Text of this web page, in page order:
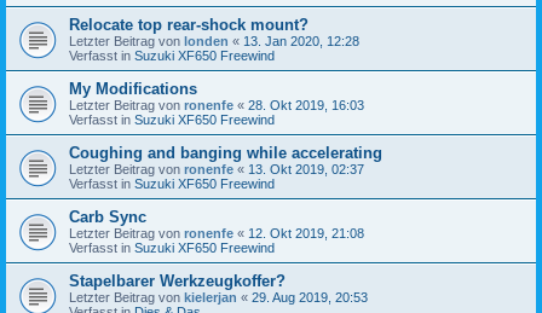
Relocate top rear-shock mount?
Letzter Beitrag von londen « 13. Jan 2020, 12:28
Verfasst in Suzuki XF650 Freewind
My Modifications
Letzter Beitrag von ronenfe « 28. Okt 2019, 16:03
Verfasst in Suzuki XF650 Freewind
Coughing and banging while accelerating
Letzter Beitrag von ronenfe « 13. Okt 2019, 02:37
Verfasst in Suzuki XF650 Freewind
Carb Sync
Letzter Beitrag von ronenfe « 12. Okt 2019, 21:08
Verfasst in Suzuki XF650 Freewind
Stapelbarer Werkzeugkoffer?
Letzter Beitrag von kielerjan « 29. Aug 2019, 20:53